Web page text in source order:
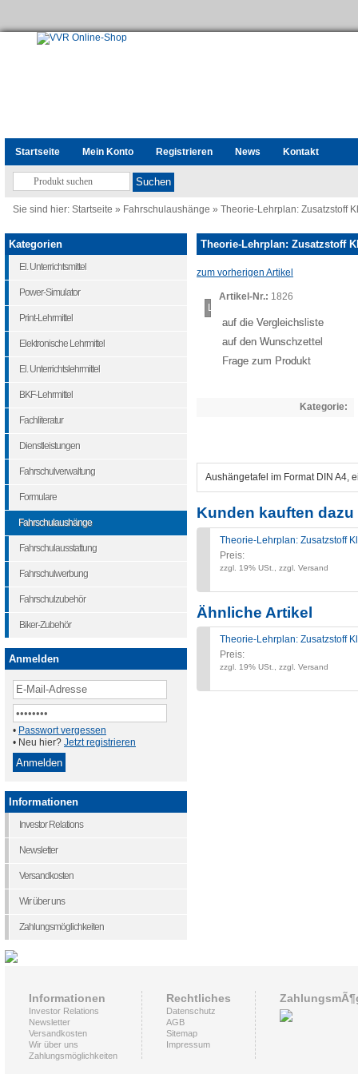
Startseite Mein Konto Registrieren News Kontakt
Sie sind hier: Startseite » Fahrschulaushänge » Theorie-Lehrplan: Zusatzstoff
Theorie-Lehrplan: Zusatzstoff
zum vorherigen Artikel
Loading...
Artikel-Nr.: 1826
auf die Vergleichsliste
auf den Wunschzettel
Frage zum Produkt
Kategorie:
Aushängetafel im Format DIN A4,
Kunden kauften
Theorie-Lehrplan: Zusatzstoff
Preis:
zzgl. 19% USt., zzgl. Versand
Ähnliche Artikel
Theorie-Lehrplan: Zusatzstoff
Preis:
zzgl. 19% USt., zzgl. Versand
Kategorien
El. Unterrichtsmittel
Power-Simulator
Print-Lehrmittel
Elektronische Lehrmittel
El. Unterrichtslehrmittel
BKF-Lehrmittel
Fachliteratur
Dienstleistungen
Fahrschulverwaltung
Formulare
Fahrschulaushänge
Fahrschulausstattung
Fahrschulwerbung
Fahrschulzubehör
Biker-Zubehör
Anmelden
• Passwort vergessen
• Neu hier? Jetzt registrieren
Informationen
Investor Relations
Newsletter
Versandkosten
Wir über uns
Zahlungsmöglichkeiten
Informationen
Investor Relations
Newsletter
Versandkosten
Wir über uns
Zahlungsmöglichkeiten
Rechtliches
Datenschutz
AGB
Sitemap
Impressum